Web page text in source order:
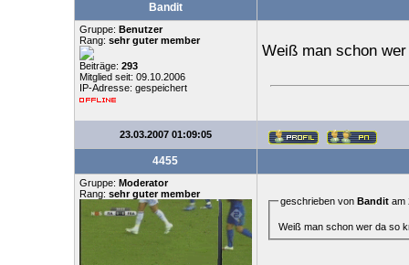
Bandit
Gruppe: Benutzer
Rang: sehr guter member
Beiträge: 293
Mitglied seit: 09.10.2006
IP-Adresse: gespeichert
Weiß man schon
23.03.2007 01:09:05
4455
Gruppe: Moderator
Rang: sehr guter member
geschrieben von Banditam
Weiß man schon wer da so